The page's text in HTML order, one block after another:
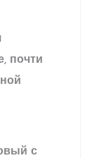
почти
с